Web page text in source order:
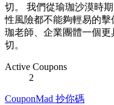
切。 我們從瑜珈沙漠時
性風險都不能夠輕易的
珈老師、企業團體一個
切。
Active Coupons
2
CouponMad 抄你碼